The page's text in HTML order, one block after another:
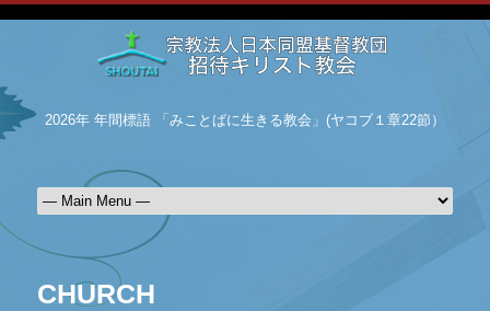
2026年 年間標語 「みことばに生きる教会」(ヤコブ１章22節）
CHURCH